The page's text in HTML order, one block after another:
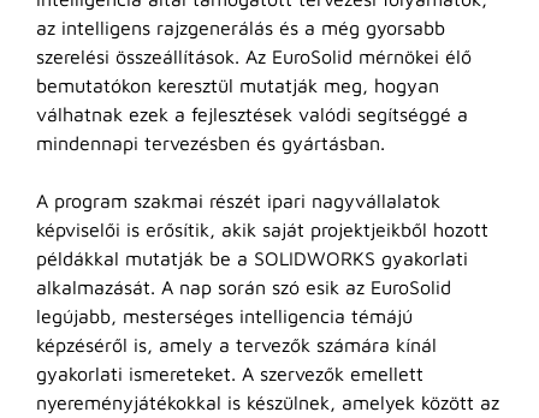
az intelligens rajzgenerálás és a még gyorsabb
szerelési összeállítások. Az EuroSolid mérnökei élő
bemutatókon keresztül mutatják meg, hogyan
válhatnak ezek a fejlesztések valódi segítséggé a
mindennapi tervezésben és gyártásban.
A program szakmai részét ipari nagyvállalatok
képviselői is erősítik, akik saját projektjeikből hozott
példákkal mutatják be a SOLIDWORKS gyakorlati
alkalmazását. A nap során szó esik az EuroSolid
legújabb, mesterséges intelligencia témájú
képzéséről is, amely a tervezők számára kínál
gyakorlati ismereteket. A szervezők emellett
nyereményjátékokkal is készülnek, amelyek között az